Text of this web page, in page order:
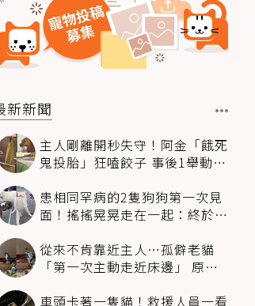
新新聞
主人剛離開秒失守！阿金「餓死
鬼投胎」狂嗑餃子 事後1舉動反
患相同罕病的2隻狗狗第一次見
面！搖搖晃晃走在一起：終於找
從來不肯靠近主人…孤僻老貓
「第一次主動走近床邊」 原因
車頭卡著一隻貓！救援人員一看